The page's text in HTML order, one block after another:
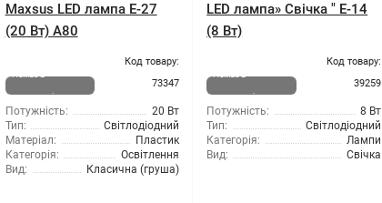
Maxsus LED лампа E-27
(20 Вт) A80
Немає в
наявності
Код товару:
73347
Потужність:
20 Вт
Тип:
Світлодіодний
Матеріал:
Пластик
Категорія:
Освітлення
Вид:
Класична (груша)
LED лампа» Свічка " E-14
(8 Вт)
Немає в
наявності
Код товару:
39259
Потужність:
8 Вт
Тип:
Світлодіодний
Категорія:
Лампи
Вид:
Свічка